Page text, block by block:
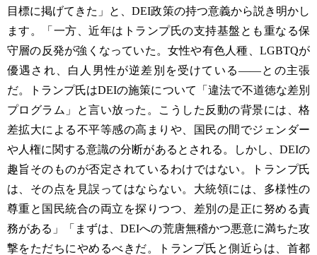
目標に掲げてきた」と、DEI政策の持つ意義から説き明かし
ます。「一方、近年はトランプ氏の支持基盤とも重なる保
守層の反発が強くなっていた。女性や有色人種、LGBTQが
優遇され、白人男性が逆差別を受けている――との主張
だ。トランプ氏はDEIの施策について「違法で不道徳な差別
プログラム」と言い放った。こうした反動の背景には、格
差拡大による不平等感の高まりや、国民の間でジェンダー
や人権に関する意識の分断があるとされる。しかし、DEIの
趣旨そのものが否定されているわけではない。トランプ氏
は、その点を見誤ってはならない。大統領には、多様性の
尊重と国民統合の両立を探りつつ、差別の是正に努める責
務がある」「まずは、DEIへの荒唐無稽かつ悪意に満ちた攻
撃をただちにやめるべきだ。トランプ氏と側近らは、首都